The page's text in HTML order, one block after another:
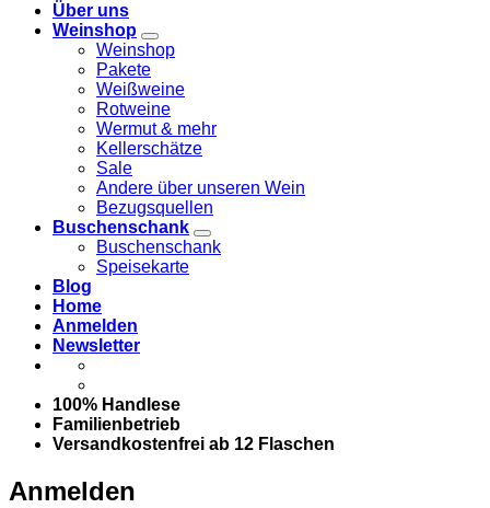
Über uns
Weinshop
Weinshop
Pakete
Weißweine
Rotweine
Wermut & mehr
Kellerschätze
Sale
Andere über unseren Wein
Bezugsquellen
Buschenschank
Buschenschank
Speisekarte
Blog
Home
Anmelden
Newsletter
100% Handlese
Familienbetrieb
Versandkostenfrei ab 12 Flaschen
Anmelden